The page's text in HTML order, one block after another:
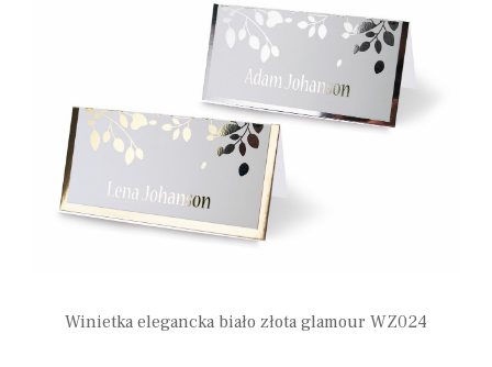
Winietka elegancka biało złota glamour WZ024